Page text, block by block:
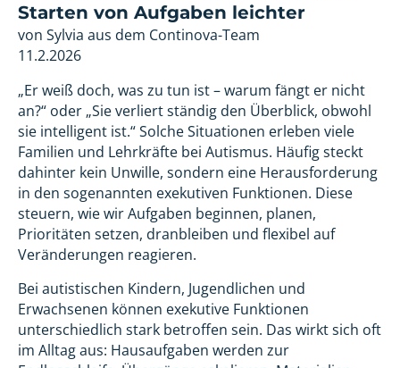
Starten von Aufgaben leichter
von Sylvia aus dem Continova-Team
11.2.2026
„Er weiß doch, was zu tun ist – warum fängt er nicht
an?“ oder „Sie verliert ständig den Überblick, obwohl
sie intelligent ist.“ Solche Situationen erleben viele
Familien und Lehrkräfte bei Autismus. Häufig steckt
dahinter kein Unwille, sondern eine Herausforderung
in den sogenannten exekutiven Funktionen. Diese
steuern, wie wir Aufgaben beginnen, planen,
Prioritäten setzen, dranbleiben und flexibel auf
Veränderungen reagieren.
Bei autistischen Kindern, Jugendlichen und
Erwachsenen können exekutive Funktionen
unterschiedlich stark betroffen sein. Das wirkt sich oft
im Alltag aus: Hausaufgaben werden zur